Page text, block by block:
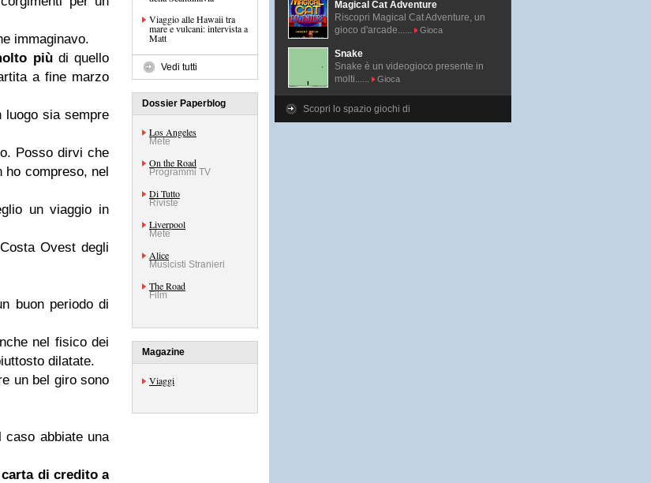
immaginavo.
piùdi quello
a fine marzo
luogo sia sempre
Posso dirvi che
ho compreso, nel
un viaggio in
Ovest degli
buon periodo di
nel fisico dei
dilatate.
un bel giro sono
abbiate una
carta di credito a
Viaggio alle Hawaii tra
mare e vulcani: intervista a
Matt
Vedi tutti
Dossier Paperblog
Los Angeles
Mete
On the Road
Programmi TV
Di Tutto
Riviste
Liverpool
Mete
Alice
Musicisti Stranieri
The Road
Film
Magazine
Viaggi
Magical Cat Adventure
Riscopri Magical Cat Adventure, un
gioco d'arcade......
Gioca
Snake
Snake è un videogioco presente in
molti......
Gioca
Scopri lo spazio giochi di